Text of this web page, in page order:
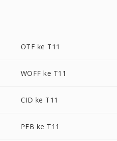
OTF ke T11
WOFF ke T11
CID ke T11
PFB ke T11